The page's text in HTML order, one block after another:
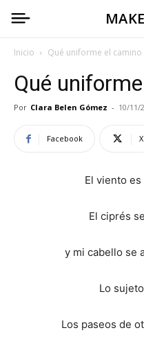
Inicio Qué uniforme el camino
Qué
Por Clara Belen Gómez - 10/11/
Facebook X
El viento
El ciprés
y mi cabello se
Lo
Los paseos de